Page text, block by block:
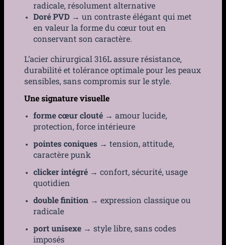
radicale, résolument alternative
Doré PVD → un contraste élégant qui met
en valeur la forme du cœur tout en
conservant son caractère.
L’acier chirurgical 316L assure résistance,
durabilité et tolérance optimale pour les peaux
sensibles, sans compromis sur le style.
Une signature visuelle
forme cœur clouté → amour lucide,
protection, force intérieure
pointes coniques → tension, attitude,
caractère punk
clicker intégré → confort, sécurité, usage
quotidien
double finition → expression classique ou
radicale
port unisexe → style libre, sans codes
imposés